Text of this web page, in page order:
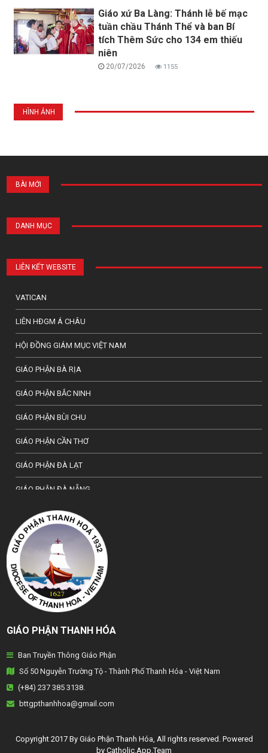
Giáo xứ Ba Làng: Thánh lễ bế mạc
tuần chầu Thánh Thể và ban Bí
tích Thêm Sức cho 134 em thiếu
niên
20/07/2026 1155
HÌNH ẢNH
BÀI MỚI
DANH MỤC
LIÊN KẾT WEBSITE
VATICAN
LIÊN HĐGM Á CHÂU
HỘI ĐỒNG GIÁM MỤC VIỆT NAM
GIÁO PHẬN BÀ RỊA
GIÁO PHẬN BẮC NINH
GIÁO PHẬN BÙI CHU
GIÁO PHẬN CẦN THƠ
GIÁO PHẬN ĐÀ LẠT
GIÁO PHẬN ĐÀ NẴNG
TỔNG GIÁO PHẬN HÀ NỘI
GIÁO PHẬN HẢI PHÒNG
TỔNG GIÁO PHẬN HUẾ
GIÁO PHẬN HƯNG HOÁ
GIÁO PHẬN KON TUM
GIÁO PHẬN LẠNG SƠN
GIÁO PHẬN LONG XUYÊN
GIÁO PHẬN PHAN THIẾT
GIÁO PHẬN THANH HÓA
Ban Truyền Thông Giáo Phận
Số 50 Nguyễn Trường Tộ - Thành Phố Thanh Hóa - Việt Nam
(+84) 237 385 3138.
bttgpthanhhoa@gmail.com
Copyright 2017 By Giáo Phận Thanh Hóa, All rights reserved. Powered
by Catholic.App.Team